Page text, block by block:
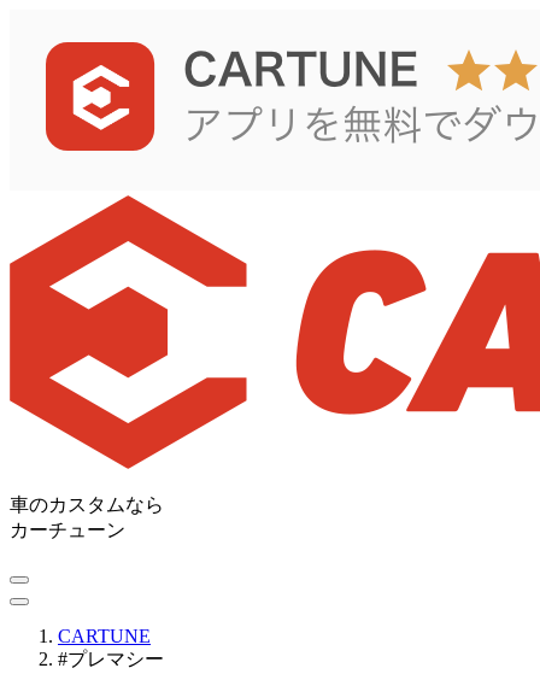
車のカスタムなら
カーチューン
CARTUNE
#プレマシー